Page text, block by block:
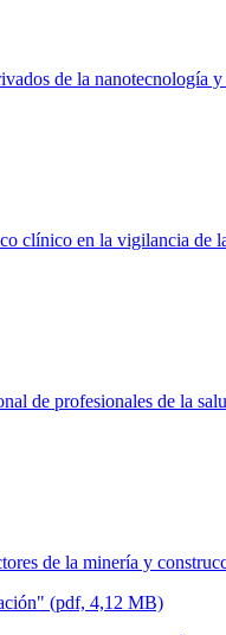
de la nanotecnología
clínico en la vigilancia
de profesionales de la
de la minería y
(pdf, 4,12 MB)